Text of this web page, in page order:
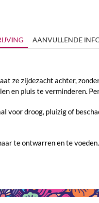
AANVULLENDE
ze zijdezacht achter,
en pluis te verminderen.
voor droog, pluizig of
te ontwarren en te